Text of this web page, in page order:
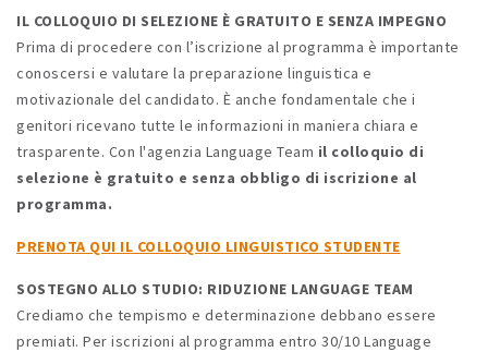
IL COLLOQUIO DI SELEZIONE È GRATUITO E SENZA IMPEGNO
Prima di procedere con l’iscrizione al programma è importante
conoscersi e valutare la preparazione linguistica e
motivazionale del candidato. È anche fondamentale che i
genitori ricevano tutte le informazioni in maniera chiara e
trasparente. Con l'agenzia Language Team il colloquio di
selezione è gratuito e senza obbligo di iscrizione al
programma.
PRENOTA QUI IL COLLOQUIO LINGUISTICO STUDENTE
SOSTEGNO ALLO STUDIO: RIDUZIONE LANGUAGE TEAM
Crediamo che tempismo e determinazione debbano essere
premiati. Per iscrizioni al programma entro 30/10 Language